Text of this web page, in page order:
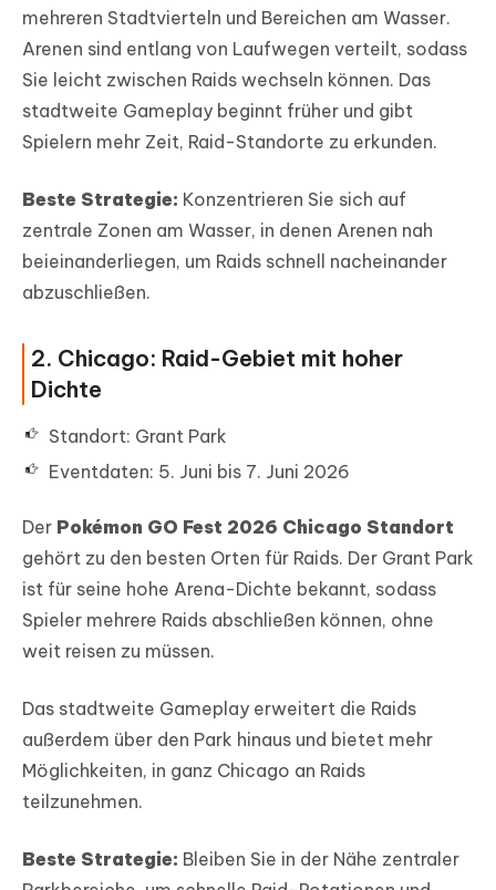
mehreren Stadtvierteln und Bereichen am Wasser.
Arenen sind entlang von Laufwegen verteilt, sodass
Sie leicht zwischen Raids wechseln können. Das
stadtweite Gameplay beginnt früher und gibt
Spielern mehr Zeit, Raid-Standorte zu erkunden.
Beste Strategie: Konzentrieren Sie sich auf
zentrale Zonen am Wasser, in denen Arenen nah
beieinanderliegen, um Raids schnell nacheinander
abzuschließen.
2. Chicago: Raid-Gebiet mit hoher
Dichte
Standort: Grant Park
Eventdaten: 5. Juni bis 7. Juni 2026
Der Pokémon GO Fest 2026 Chicago Standort
gehört zu den besten Orten für Raids. Der Grant Park
ist für seine hohe Arena-Dichte bekannt, sodass
Spieler mehrere Raids abschließen können, ohne
weit reisen zu müssen.
Das stadtweite Gameplay erweitert die Raids
außerdem über den Park hinaus und bietet mehr
Möglichkeiten, in ganz Chicago an Raids
teilzunehmen.
Beste Strategie: Bleiben Sie in der Nähe zentraler